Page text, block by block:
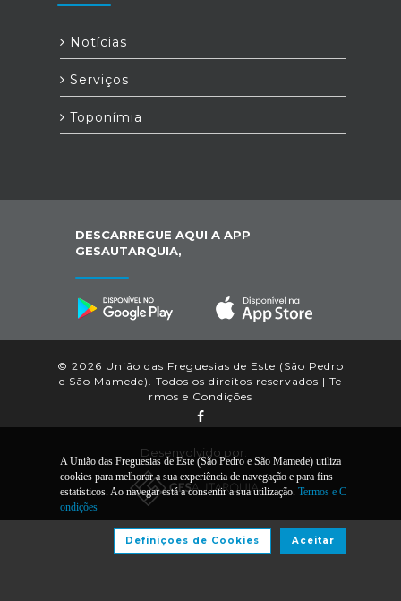
Notícias
Serviços
Toponímia
DESCARREGUE AQUI A APP
GESAUTARQUIA,
© 2026 União das Freguesias de Este (São Pedro
e São Mamede). Todos os direitos reservados | Te
rmos e Condições
Desenvolvido por:
A União das Freguesias de Este (São Pedro e São Mamede) utiliza
cookies para melhorar a sua experiência de navegação e para fins
estatísticos. Ao navegar está a consentir a sua utilização. Termos e C
ondições
Aceitar
Definiçoes de Cookies